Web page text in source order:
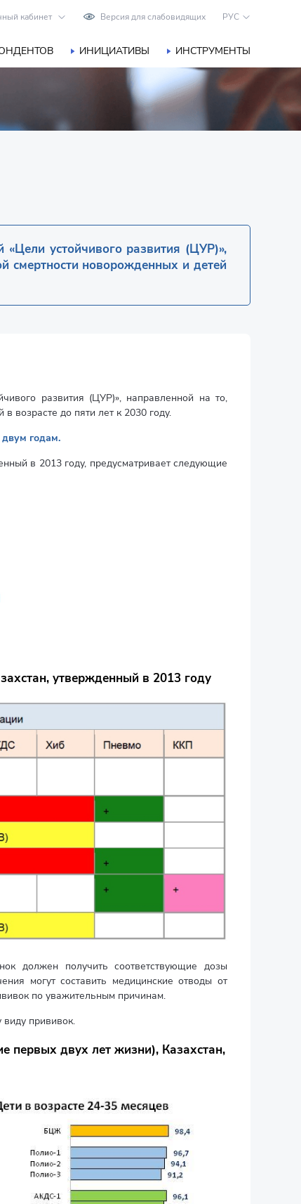
кабинет Версия для слабовидящих РУС
ИНИЦИАТИВЫ ИНСТРУМЕНТЫ
устойчивого развития (ЦУР)»,
смертности новорожденных и детей
развития (ЦУР)», направленной на то,
возрасте до пяти лет к 2030 году.
годам.
в 2013 году, предусматривает следующие
утвержденный в 2013 году
должен получить соответствующие дозы
могут составить медицинские отводы от
по уважительным причинам.
прививок.
первых двух лет жизни), Казахстан,